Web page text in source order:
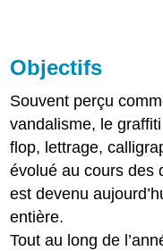
Objectifs
Souvent perçu
vandalisme, le
flop, lettrage,
évolué au cours des
est devenu
entière.
Tout au long de